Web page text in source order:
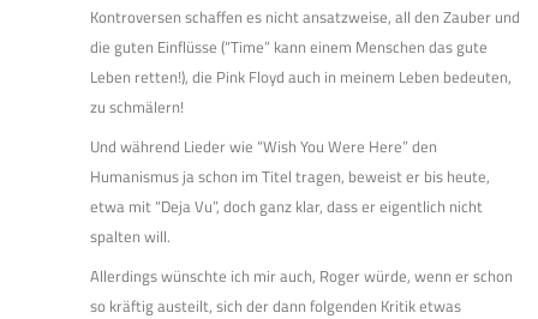
Kontroversen schaffen es nicht ansatzweise, all den Zauber und
die guten Einflüsse (“Time” kann einem Menschen das gute
Leben retten!), die Pink Floyd auch in meinem Leben bedeuten,
zu schmälern!
Und während Lieder wie “Wish You Were Here” den
Humanismus ja schon im Titel tragen, beweist er bis heute,
etwa mit “Deja Vu”, doch ganz klar, dass er eigentlich nicht
spalten will.
Allerdings wünschte ich mir auch, Roger würde, wenn er schon
so kräftig austeilt, sich der dann folgenden Kritik etwas